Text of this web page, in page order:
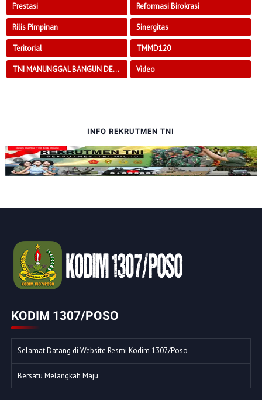
Prestasi Reformasi Birokrasi
Rilis Pimpinan Sinergitas
Teritorial TMMD120
TNI MANUNGGAL BANGUN DESA Video
INFO REKRUTMEN TNI
KODIM 1307/POSO
Selamat Datang di Website Resmi Kodim 1307/Poso
Bersatu Melangkah Maju